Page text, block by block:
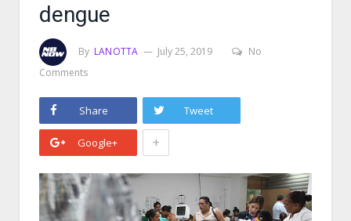
dengue
By LANOTTA July 25, 2019
No
Comments
Share Tweet
Google+ +